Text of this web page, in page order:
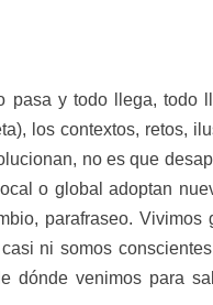
pasa y todo llega, todo
los contextos, retos,
no es que
o global adoptan
parafraseo. Vivimos
ni somos
dónde venimos para